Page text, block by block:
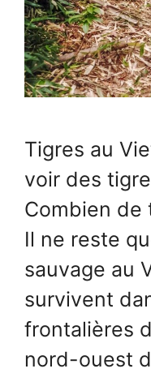
Tigres au
voir des
Combien de
Il ne reste
sauvage au
survivent
frontalières
nord-ouest